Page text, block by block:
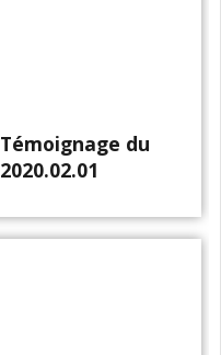
Témoignage du
2020.02.01